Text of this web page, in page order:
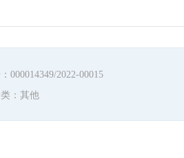
000014349/2022-00015
： 其他